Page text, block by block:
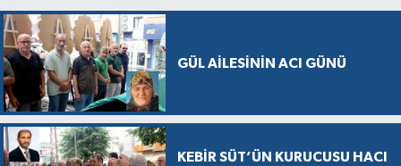
GÜL AİLESİNİN ACI GÜNÜ
KEBİR SÜT’ÜN KURUCUSU HACI